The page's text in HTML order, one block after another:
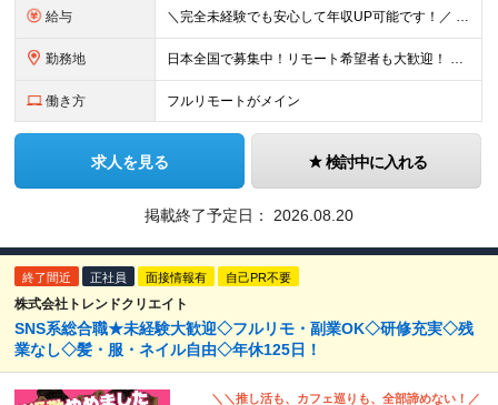
給与 ＼完全未経験でも安心して年収UP可能です！／ -------------- 【1】営業 月給25万円～80万円＋賞与 【2】事務 月給21万円～50万円＋賞与 【3】マーケ 月給25万円～80万円
勤務地 日本全国で募集中！リモート希望者も大歓迎！ ※クライアントオフィスへの出勤が必要な場合は、 「東京オフィス」または「首都圏・関西圏」になります ※勤務地の選択はご希望を考慮し、転居を伴う転勤はありま
働き方 フルリモートがメイン
求人を見る 検討中に入れる
掲載終了予定日： 2026.08.20
終了間近 正社員 面接情報有 自己PR不要
株式会社トレンドクリエイト
SNS系総合職★未経験大歓迎◇フルリモ・副業OK◇研修充実◇残
業なし◇髪・服・ネイル自由◇年休125日！
＼＼推し活も、カフェ巡りも、全部諦めない！／